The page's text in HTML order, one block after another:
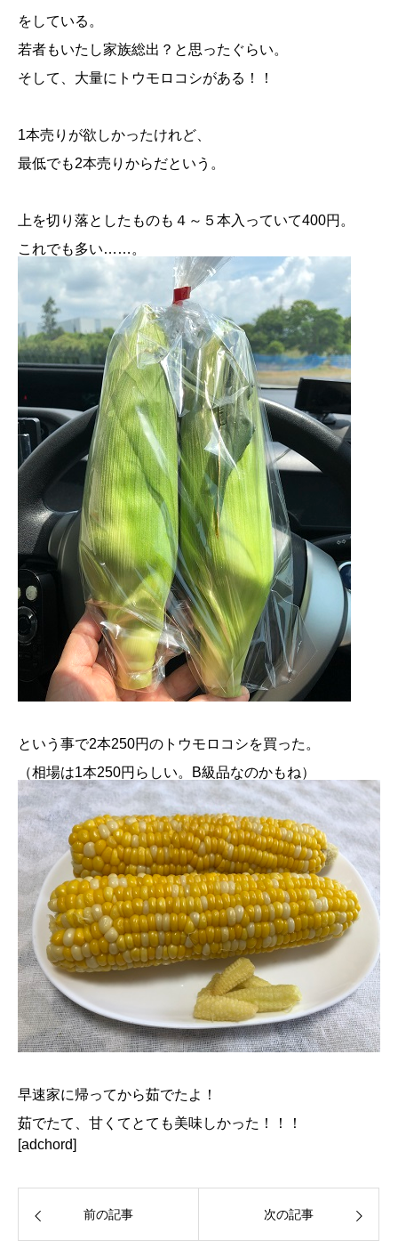
をしている。
若者もいたし家族総出？と思ったぐらい。
そして、大量にトウモロコシがある！！
1本売りが欲しかったけれど、
最低でも2本売りからだという。
上を切り落としたものも４～５本入っていて400円。
これでも多い……。
という事で2本250円のトウモロコシを買った。
（相場は1本250円らしい。B級品なのかもね）
早速家に帰ってから茹でたよ！
茹でたて、甘くてとても美味しかった！！！
[adchord]
前の記事 次の記事